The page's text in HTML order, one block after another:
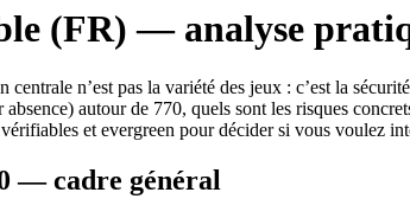
(FR) — analyse
n’est pas la variété des jeux : c’est la
autour de 770, quels sont les risques
et evergreen pour décider si vous voulez
— cadre général